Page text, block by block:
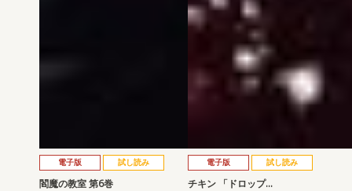
電子版 試し読み
閻魔の教室 第6巻
電子版 試し読み
チキン 「ドロップ…